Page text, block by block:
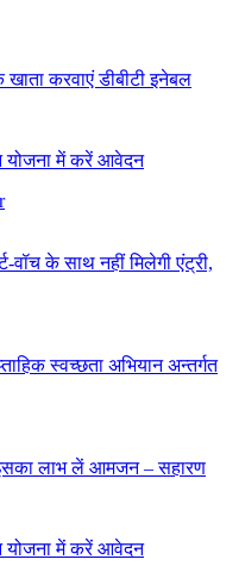
खाता करवाएं डीबीटी इनेबल
योजना में करें आवेदन
वॉच के साथ नहीं मिलेगी एंट्री,
स्वच्छता अभियान अन्तर्गत
इसका लाभ लें आमजन – सहारण
योजना में करें आवेदन